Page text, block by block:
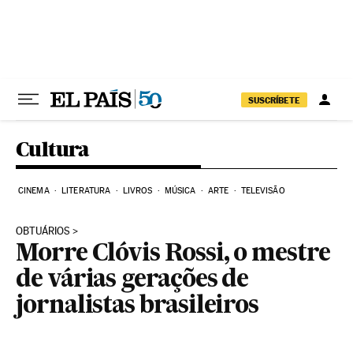
SUSCRÍBETE
Cultura
CINEMA LITERATURA LIVROS MÚSICA ARTE TELEVISÃO
OBTUÁRIOS
Morre Clóvis Rossi, o mestre
de várias gerações de
jornalistas brasileiros